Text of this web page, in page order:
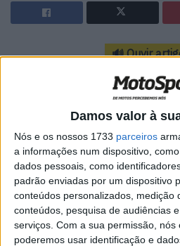
Damos valor à
Nós e os nossos 1733 parceiros
a informações num dispositivo,
dados pessoais, como
padrão enviadas por um dispositivo
conteúdos personalizados, medição
conteúdos, pesquisa de audiências
serviços. Com a sua permissão, nós
poderemos usar identificação e
🔊 Ouvir
Este domingo, a cidade de
se no epicentro do desporto
receber a terceira jornada do
Enduro Sprint 2024. Organizada
Lima, a prova trouxe a caravana
Franca, e Mariana Afonso, a
Motos, mostrou uma
dificuldades sentidas.
O percurso com cerca de 17